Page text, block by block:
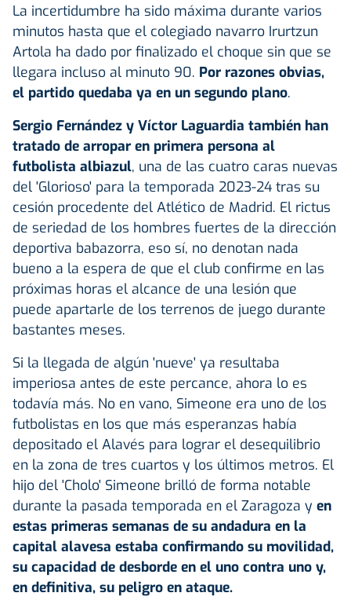
La incertidumbre ha sido máxima durante varios
minutos hasta que el colegiado navarro Irurtzun
Artola ha dado por finalizado el choque sin que se
llegara incluso al minuto 90. Por razones obvias,
el partido quedaba ya en un segundo plano.
Sergio Fernández y Víctor Laguardia también han
tratado de arropar en primera persona al
futbolista albiazul, una de las cuatro caras nuevas
del 'Glorioso' para la temporada 2023-24 tras su
cesión procedente del Atlético de Madrid. El rictus
de seriedad de los hombres fuertes de la dirección
deportiva babazorra, eso sí, no denotan nada
bueno a la espera de que el club confirme en las
próximas horas el alcance de una lesión que
puede apartarle de los terrenos de juego durante
bastantes meses.
Si la llegada de algún 'nueve' ya resultaba
imperiosa antes de este percance, ahora lo es
todavía más. No en vano, Simeone era uno de los
futbolistas en los que más esperanzas había
depositado el Alavés para lograr el desequilibrio
en la zona de tres cuartos y los últimos metros. El
hijo del 'Cholo' Simeone brilló de forma notable
durante la pasada temporada en el Zaragoza y en
estas primeras semanas de su andadura en la
capital alavesa estaba confirmando su movilidad,
su capacidad de desborde en el uno contra uno y,
en definitiva, su peligro en ataque.